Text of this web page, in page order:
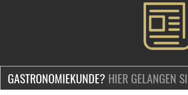
GASTRONOMIEKUNDE? HIER GELANGEN